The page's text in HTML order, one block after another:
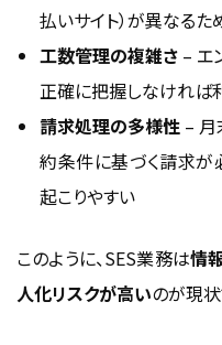
払いサイト）が異なる
工数管理の複雑さ – エ
正確に把握しなければ
請求処理の多様性 – 月
約条件に基づく請求が
起こりやすい
このように、SES業務は情
人化リスクが高いのが現状